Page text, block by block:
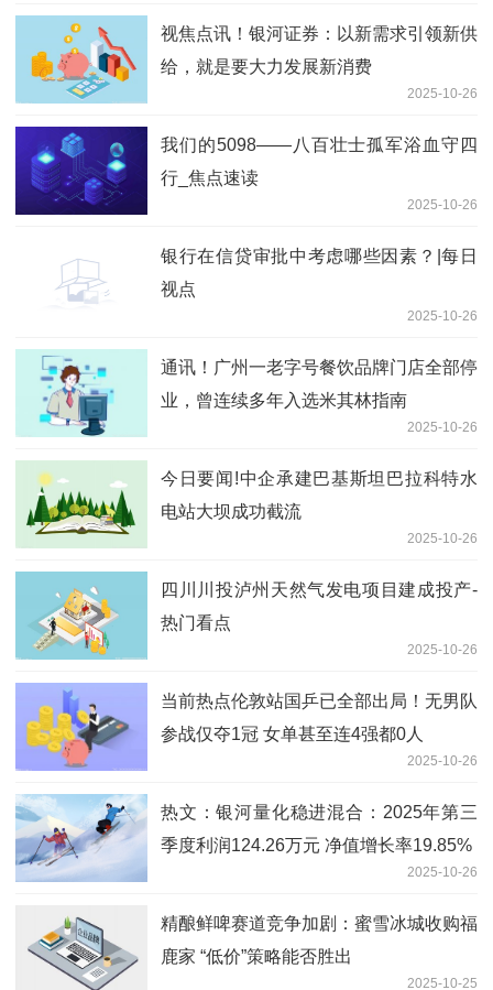
视焦点讯！银河证券：以新需求引领新供
给，就是要大力发展新消费
2025-10-26
我们的5098——八百壮士孤军浴血守四
行_焦点速读
2025-10-26
银行在信贷审批中考虑哪些因素？|每日
视点
2025-10-26
通讯！广州一老字号餐饮品牌门店全部停
业，曾连续多年入选米其林指南
2025-10-26
今日要闻!中企承建巴基斯坦巴拉科特水
电站大坝成功截流
2025-10-26
四川川投泸州天然气发电项目建成投产-
热门看点
2025-10-26
当前热点伦敦站国乒已全部出局！无男队
参战仅夺1冠 女单甚至连4强都0人
2025-10-26
热文：银河量化稳进混合：2025年第三
季度利润124.26万元 净值增长率19.85%
2025-10-26
精酿鲜啤赛道竞争加剧：蜜雪冰城收购福
鹿家 “低价”策略能否胜出
2025-10-25